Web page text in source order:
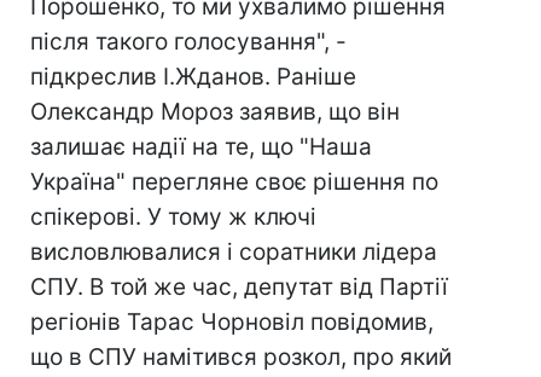
Порошенко, то ми ухвалимо рішення
після такого голосування", -
підкреслив І.Жданов. Раніше
Олександр Мороз заявив, що він
залишає надії на те, що "Наша
Україна" перегляне своє рішення по
спікерові. У тому ж ключі
висловлювалися і соратники лідера
СПУ. В той же час, депутат від Партії
регіонів Тарас Чорновіл повідомив,
що в СПУ намітився розкол, про який